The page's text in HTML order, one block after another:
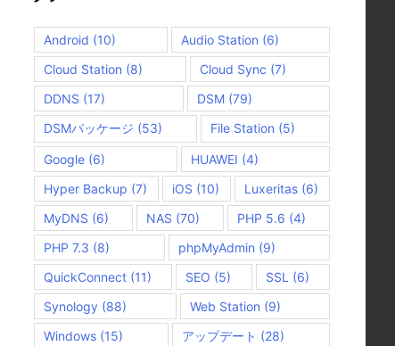
Android (10) Audio Station (6)
Cloud Station (8) Cloud Sync (7)
DDNS (17) DSM(79)
DSMパッケージ (53) File Station (5)
Google (6) HUAWEI (4)
Hyper Backup (7) iOS (10) Luxeritas (6)
MyDNS (6) NAS (70) PHP 5.6 (4)
PHP 7.3 (8) phpMyAdmin (9)
QuickConnect (11) SEO (5) SSL (6)
Synology (88) Web Station (9)
Windows (15) アップデート (28)